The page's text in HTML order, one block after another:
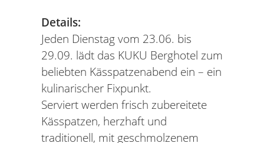
Details:
Jeden Dienstag vom 23.06. bis
29.09. lädt das KUKU Berghotel zum
beliebten Kässpatzenabend ein – ein
kulinarischer Fixpunkt.
Serviert werden frisch zubereitete
Kässpatzen, herzhaft und
traditionell, mit geschmolzenem